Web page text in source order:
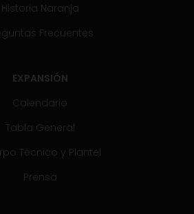
Historia Naranja
Frecuentes
EXPANSIÓN
Calendario
Tabla General
Técnico y Plantel
Prensa